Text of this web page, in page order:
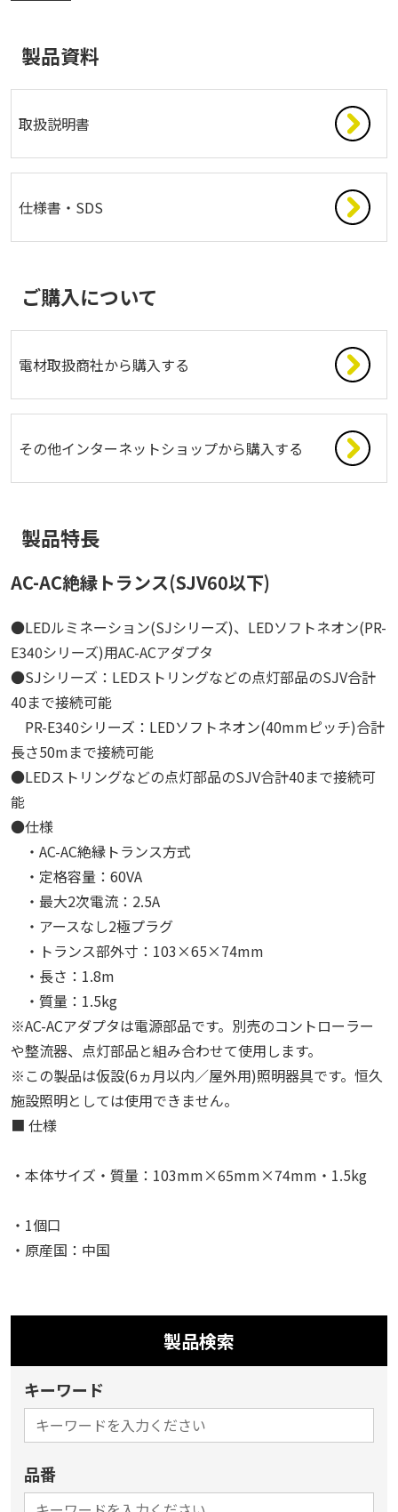
製品資料
取扱説明書
仕様書・SDS
ご購入について
電材取扱商社から購入する
その他インターネットショップから購入する
製品特長
AC-AC絶縁トランス(SJV60以下)
●LEDルミネーション(SJシリーズ)、LEDソフトネオン(PR-
E340シリーズ)用AC-ACアダプタ
●SJシリーズ：LEDストリングなどの点灯部品のSJV合計
40まで接続可能
PR-E340シリーズ：LEDソフトネオン(40mmピッチ)合計
長さ50mまで接続可能
●LEDストリングなどの点灯部品のSJV合計40まで接続可
能
●仕様
・AC-AC絶縁トランス方式
・定格容量：60VA
・最大2次電流：2.5A
・アースなし2極プラグ
・トランス部外寸：103×65×74mm
・長さ：1.8m
・質量：1.5kg
※AC-ACアダプタは電源部品です。別売のコントローラー
や整流器、点灯部品と組み合わせて使用します。
※この製品は仮設(6ヵ月以内／屋外用)照明器具です。恒久
施設照明としては使用できません。
■ 仕様
・本体サイズ・質量：103mm×65mm×74mm・1.5kg
・1個口
・原産国：中国
製品検索
キーワード
品番